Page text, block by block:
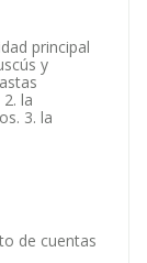
principal
y
la
3. la
de cuentas